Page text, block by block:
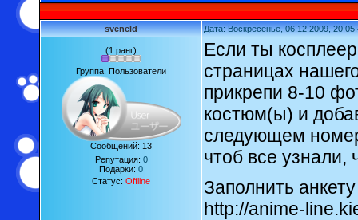
sveneld Дата: Воскресенье, 06.12.2009,
(1 ранг)
Группа: Пользователи
Сообщений: 13
Репутация: 0
Подарки: 0
Статус: Offline
Если ты
страницах
прикрепи 8-10
костюм(ы) и
следующем
чтоб все узнали,
Заполнить
http://anime-